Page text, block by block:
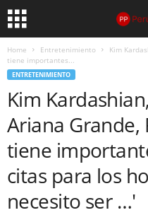
Home Entretenimiento
Kim
tiene importantes...
ENTRETENIMIENTO
Kim
Ariana Grande,
tiene
citas para los
necesito ser …'